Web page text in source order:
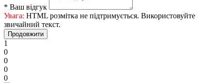
* Ваш відгук
Увага: HTML розмітка не підтримується. Використовуйте
звичайний текст.
Продовжити
1
0
0
0
0